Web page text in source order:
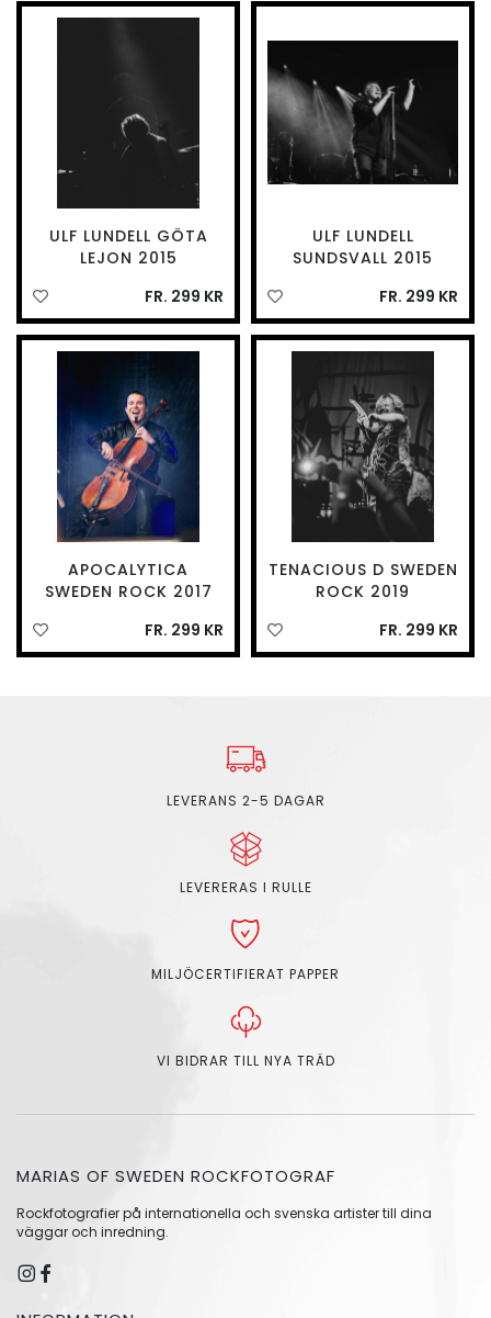
ULF LUNDELL GÖTA
LEJON 2015
FR. 299 KR
ULF LUNDELL
SUNDSVALL 2015
FR. 299 KR
APOCALYTICA
SWEDEN ROCK 2017
FR. 299 KR
TENACIOUS D SWEDEN
ROCK 2019
FR. 299 KR
LEVERANS 2-5 DAGAR
LEVERERAS I RULLE
MILJÖCERTIFIERAT PAPPER
VI BIDRAR TILL NYA TRÄD
MARIAS OF SWEDEN ROCKFOTOGRAF
Rockfotografier på internationella och svenska artister till dina
väggar och inredning.